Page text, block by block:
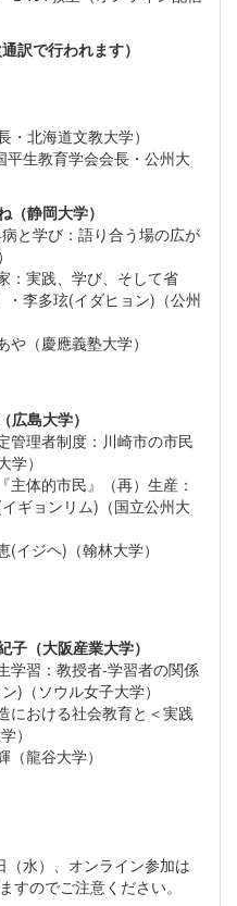
訳で行われます）
北海道文教大学）
生教育学会会長・公州大
（静岡大学）
と学び：語り合う場の広が
実践、学び、そして省
李多玹(イダヒョン)（公州
（慶應義塾大学）
広島大学）
理者制度：川崎市の市民
）
体的市民』（再）生産：
ギョンリム)（国立公州大
ジヘ)（翰林大学）
（大阪産業大学）
習：教授者-学習者の関係
)（ソウル女子大学）
おける社会教育と＜実践
）
龍谷大学）
（水）、オンライン参加は
すのでご注意ください。